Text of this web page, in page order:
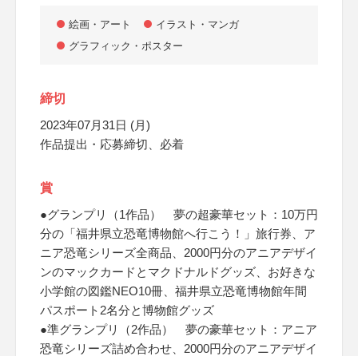
絵画・アート
イラスト・マンガ
グラフィック・ポスター
締切
2023年07月31日 (月)
作品提出・応募締切、必着
賞
●グランプリ（1作品） 夢の超豪華セット：10万円
分の「福井県立恐竜博物館へ行こう！」旅行券、ア
ニア恐竜シリーズ全商品、2000円分のアニアデザイ
ンのマックカードとマクドナルドグッズ、お好きな
小学館の図鑑NEO10冊、福井県立恐竜博物館年間
パスポート2名分と博物館グッズ
●準グランプリ（2作品） 夢の豪華セット：アニア
恐竜シリーズ詰め合わせ、2000円分のアニアデザイ